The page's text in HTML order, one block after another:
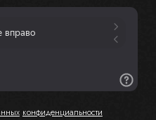
конфиденциальности